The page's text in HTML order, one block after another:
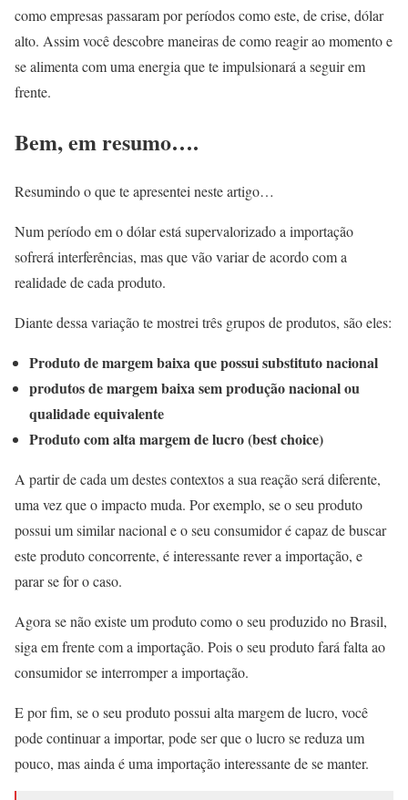
como empresas passaram por períodos como este, de crise, dólar
alto. Assim você descobre maneiras de como reagir ao momento e
se alimenta com uma energia que te impulsionará a seguir em
frente.
Bem, em resumo….
Resumindo o que te apresentei neste artigo…
Num período em o dólar está supervalorizado a importação
sofrerá interferências, mas que vão variar de acordo com a
realidade de cada produto.
Diante dessa variação te mostrei três grupos de produtos, são eles:
Produto de margem baixa que possui substituto nacional
produtos de margem baixa sem produção nacional ou
qualidade equivalente
Produto com alta margem de lucro (best choice)
A partir de cada um destes contextos a sua reação será diferente,
uma vez que o impacto muda. Por exemplo, se o seu produto
possui um similar nacional e o seu consumidor é capaz de buscar
este produto concorrente, é interessante rever a importação, e
parar se for o caso.
Agora se não existe um produto como o seu produzido no Brasil,
siga em frente com a importação. Pois o seu produto fará falta ao
consumidor se interromper a importação.
E por fim, se o seu produto possui alta margem de lucro, você
pode continuar a importar, pode ser que o lucro se reduza um
pouco, mas ainda é uma importação interessante de se manter.